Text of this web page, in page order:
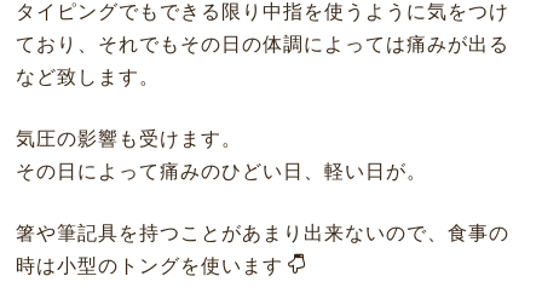
タイピングでもできる限り中指を使うように気をつけ
ており、それでもその日の体調によっては痛みが出る
など致します。
気圧の影響も受けます。
その日によって痛みのひどい日、軽い日が。
箸や筆記具を持つことがあまり出来ないので、食事の
時は小型のトングを使います